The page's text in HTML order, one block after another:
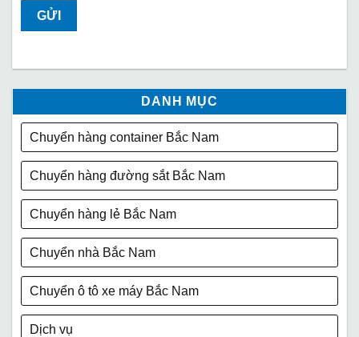
DANH MỤC
Chuyển hàng container Bắc Nam
Chuyển hàng đường sắt Bắc Nam
Chuyển hàng lẻ Bắc Nam
Chuyển nhà Bắc Nam
Chuyển ô tô xe máy Bắc Nam
Dịch vụ